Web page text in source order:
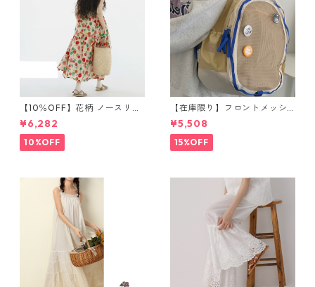
【10％OFF】花柄 ノースリー
ブワンピース 10768
¥6,282
10%OFF
【在庫限り】フロントメッシ
ュ バックパック M 2col 11170
¥5,508
15%OFF